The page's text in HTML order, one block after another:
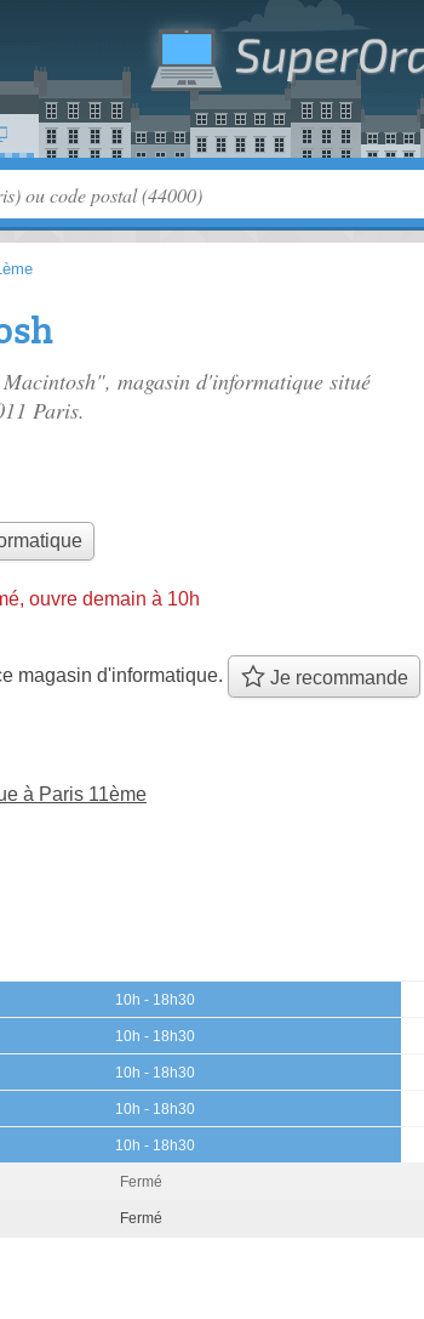
magasin d'informatique situé
Paris.
ouvre demain à 10h
magasin d'informatique. Je recommande
à Paris 11ème
10h - 18h30
10h - 18h30
10h - 18h30
10h - 18h30
10h - 18h30
Fermé
Fermé